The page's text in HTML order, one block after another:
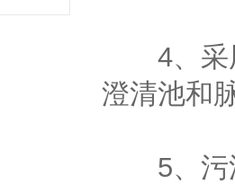
4、采用
澄清池和
5、污泥